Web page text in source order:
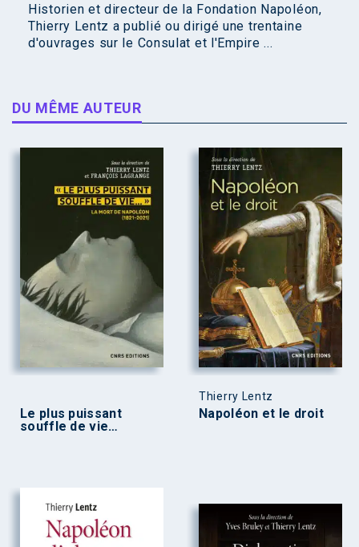
Historien et directeur de la Fondation Napoléon,
Thierry Lentz a publié ou dirigé une trentaine
d'ouvrages sur le Consulat et l'Empire ...
DU MÊME AUTEUR
Le plus puissant
souffle de vie…
Thierry Lentz
Napoléon et le droit